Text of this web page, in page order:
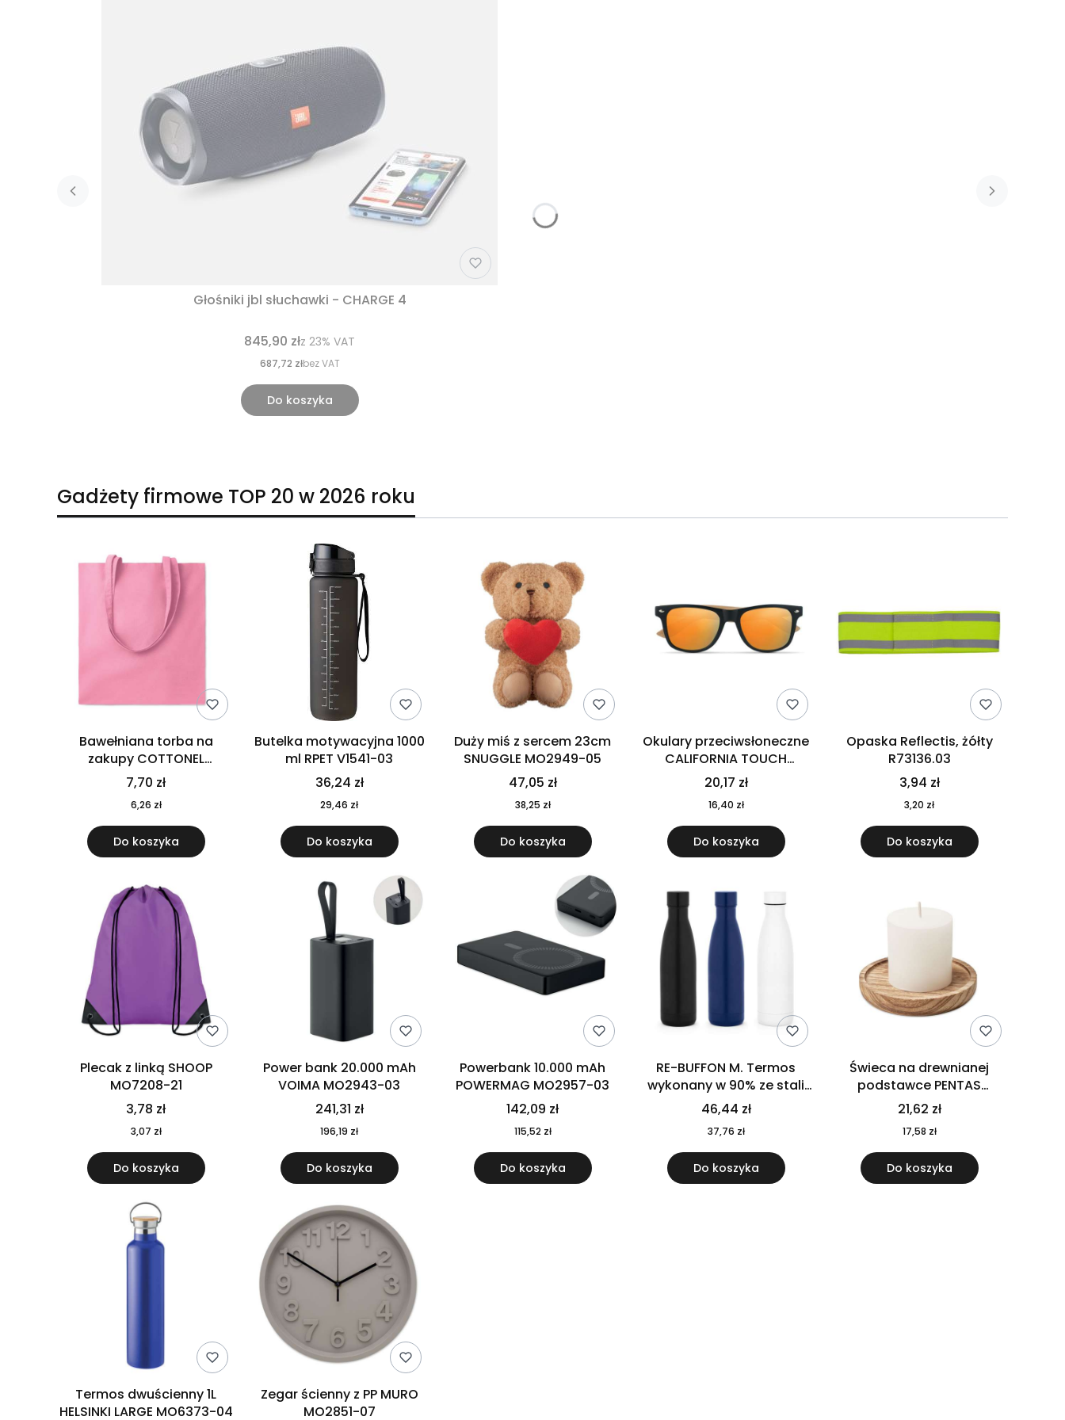
Głośniki jbl słuchawki - CHARGE 4
845,90 złz 23% VAT
687,72 złbez VAT
Do koszyka
Gadżety firmowe TOP 20 w 2026 roku
Bawełniana torba na
zakupy COTTONEL
COLOUR++ MO9846-11
7,70 zł
6,26 zł
Do koszyka
Butelka motywacyjna 1000
ml RPET V1541-03
36,24 zł
29,46 zł
Do koszyka
Duży miś z sercem 23cm
SNUGGLE MO2949-05
47,05 zł
38,25 zł
Do koszyka
Okulary przeciwsłoneczne
CALIFORNIA TOUCH
MO9617-10
20,17 zł
16,40 zł
Do koszyka
Opaska Reflectis, żółty
R73136.03
3,94 zł
3,20 zł
Do koszyka
Plecak z linką SHOOP
MO7208-21
3,78 zł
3,07 zł
Do koszyka
Power bank 20.000 mAh
VOIMA MO2943-03
241,31 zł
196,19 zł
Do koszyka
Powerbank 10.000 mAh
POWERMAG MO2957-03
142,09 zł
115,52 zł
Do koszyka
RE-BUFFON M. Termos
wykonany w 90% ze stali
nierdzewnej pochodzącej z
recyklingu 520 ml 94294
46,44 zł
37,76 zł
Do koszyka
Świeca na drewnianej
podstawce PENTAS
MO6282-40
21,62 zł
17,58 zł
Do koszyka
Termos dwuścienny 1L
HELSINKI LARGE MO6373-04
Zegar ścienny z PP MURO
MO2851-07